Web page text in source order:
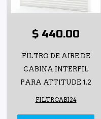
$ 440.00
FILTRO DE AIRE DE
CABINA INTERFIL
PARA ATTITUDE 1.2
FILTRCABI24